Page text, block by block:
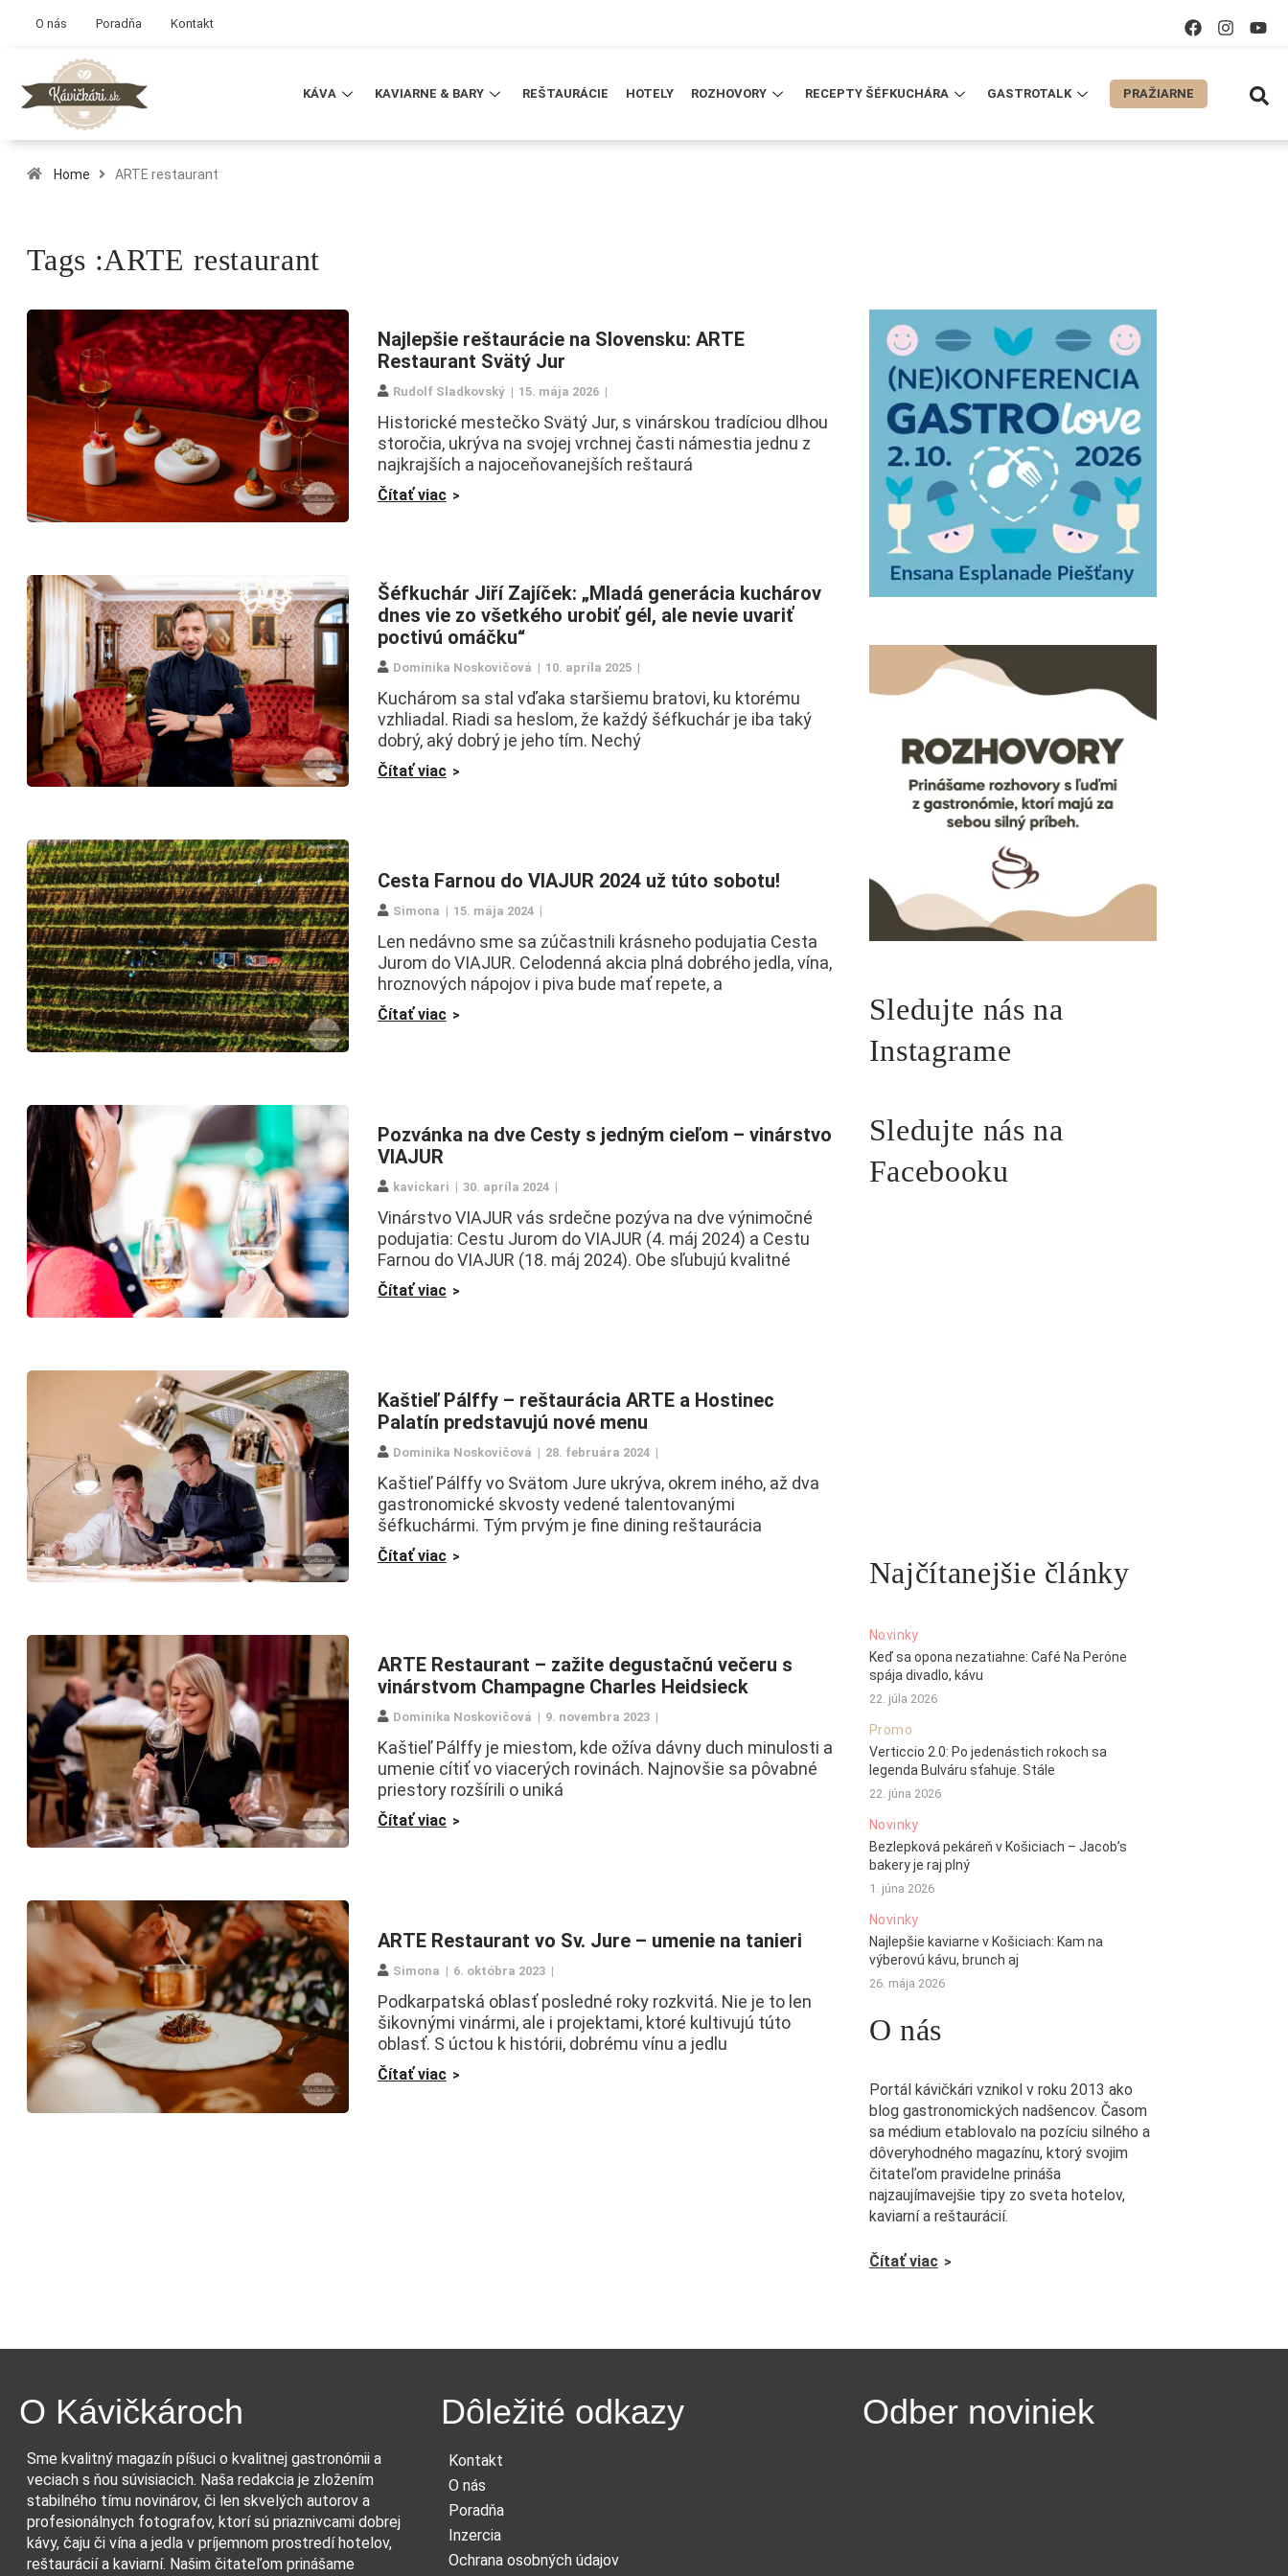
O nás Poradňa Kontakt
KÁVA KAVIARNE & BARY REŠTAURÁCIE HOTELY ROZHOVORY RECEPTY ŠÉFKUCHÁRA GASTROTALK PRAŽIARNE
Home ARTE restaurant
Tags :ARTE restaurant
Najlepšie reštaurácie na Slovensku: ARTE
Restaurant Svätý Jur
Rudolf Sladkovský 15. mája 2026
Historické mestečko Svätý Jur, s vinárskou tradíciou dlhou
storočia, ukrýva na svojej vrchnej časti námestia jednu z
najkrajších a najoceňovanejších reštaurá
Čítať viac
Šéfkuchár Jiří Zajíček: „Mladá generácia kuchárov
dnes vie zo všetkého urobiť gél, ale nevie uvariť
poctivú omáčku“
Dominika Noskovičová 10. apríla 2025
Kuchárom sa stal vďaka staršiemu bratovi, ku ktorému
vzhliadal. Riadi sa heslom, že každý šéfkuchár je iba taký
dobrý, aký dobrý je jeho tím. Nechý
Čítať viac
Cesta Farnou do VIAJUR 2024 už túto sobotu!
Simona 15. mája 2024
Len nedávno sme sa zúčastnili krásneho podujatia Cesta
Jurom do VIAJUR. Celodenná akcia plná dobrého jedla, vína,
hroznových nápojov i piva bude mať repete, a
Čítať viac
Pozvánka na dve Cesty s jedným cieľom – vinárstvo
VIAJUR
kavickari 30. apríla 2024
Vinárstvo VIAJUR vás srdečne pozýva na dve výnimočné
podujatia: Cestu Jurom do VIAJUR (4. máj 2024) a Cestu
Farnou do VIAJUR (18. máj 2024). Obe sľubujú kvalitné
Čítať viac
Kaštieľ Pálffy – reštaurácia ARTE a Hostinec
Palatín predstavujú nové menu
Dominika Noskovičová 28. februára 2024
Kaštieľ Pálffy vo Svätom Jure ukrýva, okrem iného, až dva
gastronomické skvosty vedené talentovanými
šéfkuchármi. Tým prvým je fine dining reštaurácia
Čítať viac
ARTE Restaurant – zažite degustačnú večeru s
vinárstvom Champagne Charles Heidsieck
Dominika Noskovičová 9. novembra 2023
Kaštieľ Pálffy je miestom, kde ožíva dávny duch minulosti a
umenie cítiť vo viacerých rovinách. Najnovšie sa pôvabné
priestory rozšírili o uniká
Čítať viac
ARTE Restaurant vo Sv. Jure – umenie na tanieri
Simona 6. októbra 2023
Podkarpatská oblasť posledné roky rozkvitá. Nie je to len
šikovnými vinármi, ale i projektami, ktoré kultivujú túto
oblasť. S úctou k histórii, dobrému vínu a jedlu
Čítať viac
Sledujte nás na
Instagrame
Sledujte nás na
Facebooku
Najčítanejšie články
Novinky
Keď sa opona nezatiahne: Café Na Peróne
spája divadlo, kávu
22. júla 2026
Promo
Verticcio 2.0: Po jedenástich rokoch sa
legenda Bulváru sťahuje. Stále
22. júna 2026
Novinky
Bezlepková pekáreň v Košiciach – Jacob’s
bakery je raj plný
1. júna 2026
Novinky
Najlepšie kaviarne v Košiciach: Kam na
výberovú kávu, brunch aj
26. mája 2026
O nás
Portál kávičkári vznikol v roku 2013 ako
blog gastronomických nadšencov. Časom
sa médium etablovalo na pozíciu silného a
dôveryhodného magazínu, ktorý svojim
čitateľom pravidelne prináša
najzaujímavejšie tipy zo sveta hotelov,
kaviarní a reštaurácií.
Čítať viac
O Kávičkároch
Sme kvalitný magazín píšuci o kvalitnej gastronómii a
veciach s ňou súvisiacich. Naša redakcia je zložením
stabilného tímu novinárov, či len skvelých autorov a
profesionálnych fotografov, ktorí sú priaznivcami dobrej
kávy, čaju či vína a jedla v príjemnom prostredí hotelov,
reštaurácií a kaviarní. Našim čitateľom prinášame
Dôležité odkazy
Kontakt
O nás
Poradňa
Inzercia
Ochrana osobných údajov
Odber noviniek